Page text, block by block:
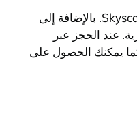
يمكنك حجز تذاكر الطيران عبر الإنترنت من خلال مواقع الحجز المعروفة مثل مواقع شركات الطيران الكبرى أو مواقع الحجز الشهيرة مثل Expedia، Kayak، أو Skyscanner. بالإضافة إلى
عند الحجز عبر
كما يمكنك الحصول على